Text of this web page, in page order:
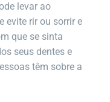
levar ao
evite rir ou sorrir e
que se sinta
seus dentes e
têm sobre a